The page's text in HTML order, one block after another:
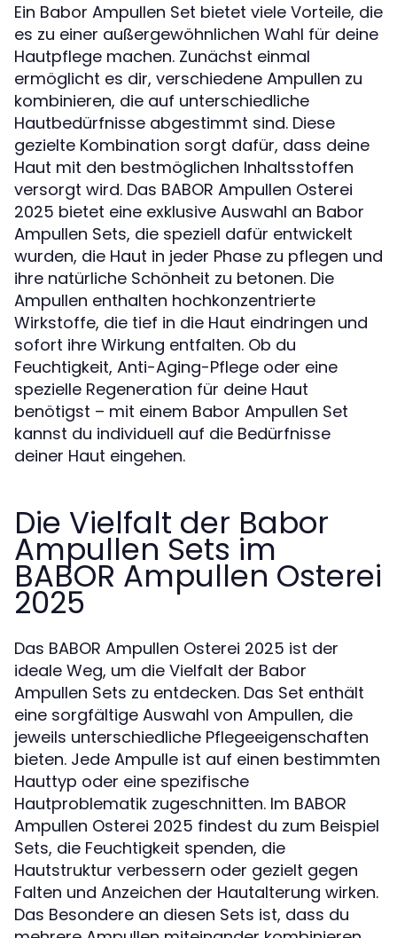
Ein Babor Ampullen Set bietet viele Vorteile, die
es zu einer außergewöhnlichen Wahl für deine
Hautpflege machen. Zunächst einmal
ermöglicht es dir, verschiedene Ampullen zu
kombinieren, die auf unterschiedliche
Hautbedürfnisse abgestimmt sind. Diese
gezielte Kombination sorgt dafür, dass deine
Haut mit den bestmöglichen Inhaltsstoffen
versorgt wird. Das BABOR Ampullen Osterei
2025 bietet eine exklusive Auswahl an Babor
Ampullen Sets, die speziell dafür entwickelt
wurden, die Haut in jeder Phase zu pflegen und
ihre natürliche Schönheit zu betonen. Die
Ampullen enthalten hochkonzentrierte
Wirkstoffe, die tief in die Haut eindringen und
sofort ihre Wirkung entfalten. Ob du
Feuchtigkeit, Anti-Aging-Pflege oder eine
spezielle Regeneration für deine Haut
benötigst – mit einem Babor Ampullen Set
kannst du individuell auf die Bedürfnisse
deiner Haut eingehen.
Die Vielfalt der Babor
Ampullen Sets im
BABOR Ampullen Osterei
2025
Das BABOR Ampullen Osterei 2025 ist der
ideale Weg, um die Vielfalt der Babor
Ampullen Sets zu entdecken. Das Set enthält
eine sorgfältige Auswahl von Ampullen, die
jeweils unterschiedliche Pflegeeigenschaften
bieten. Jede Ampulle ist auf einen bestimmten
Hauttyp oder eine spezifische
Hautproblematik zugeschnitten. Im BABOR
Ampullen Osterei 2025 findest du zum Beispiel
Sets, die Feuchtigkeit spenden, die
Hautstruktur verbessern oder gezielt gegen
Falten und Anzeichen der Hautalterung wirken.
Das Besondere an diesen Sets ist, dass du